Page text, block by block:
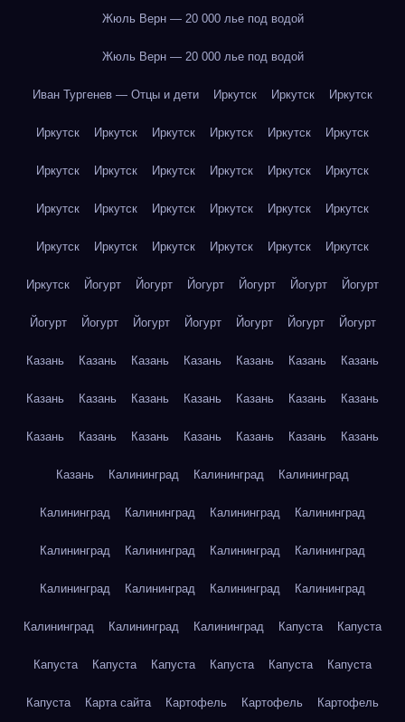
Жюль Верн — 20 000 лье под водой
Жюль Верн — 20 000 лье под водой
Иван Тургенев — Отцы и дети Иркутск Иркутск Иркутск
Иркутск Иркутск Иркутск Иркутск Иркутск Иркутск
Иркутск Иркутск Иркутск Иркутск Иркутск Иркутск
Иркутск Иркутск Иркутск Иркутск Иркутск Иркутск
Иркутск Иркутск Иркутск Иркутск Иркутск Иркутск
Иркутск Йогурт Йогурт Йогурт Йогурт Йогурт Йогурт
Йогурт Йогурт Йогурт Йогурт Йогурт Йогурт Йогурт
Казань Казань Казань Казань Казань Казань Казань
Казань Казань Казань Казань Казань Казань Казань
Казань Казань Казань Казань Казань Казань Казань
Казань Калининград Калининград Калининград
Калининград Калининград Калининград Калининград
Калининград Калининград Калининград Калининград
Калининград Калининград Калининград Калининград
Калининград Калининград Калининград Капуста Капуста
Капуста Капуста Капуста Капуста Капуста Капуста
Капуста Карта сайта Картофель Картофель Картофель